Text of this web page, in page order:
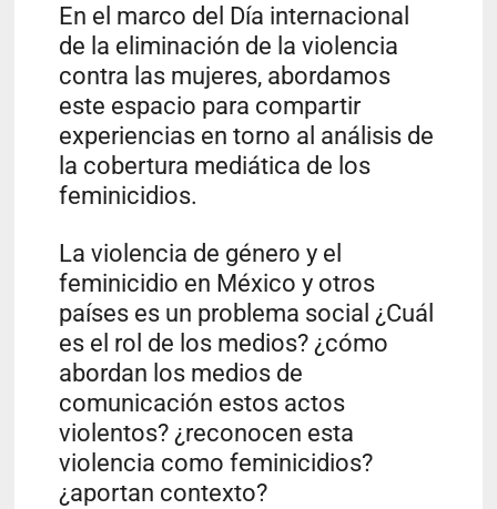
En el marco del Día internacional
de la eliminación de la violencia
contra las mujeres, abordamos
este espacio para compartir
experiencias en torno al análisis de
la cobertura mediática de los
feminicidios.
La violencia de género y el
feminicidio en México y otros
países es un problema social ¿Cuál
es el rol de los medios? ¿cómo
abordan los medios de
comunicación estos actos
violentos? ¿reconocen esta
violencia como feminicidios?
¿aportan contexto?